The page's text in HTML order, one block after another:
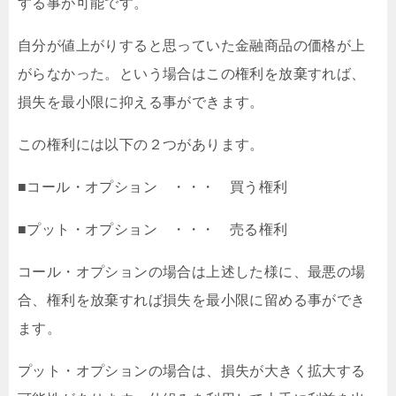
する事が可能です。
自分が値上がりすると思っていた金融商品の価格が上
がらなかった。という場合はこの権利を放棄すれば、
損失を最小限に抑える事ができます。
この権利には以下の２つがあります。
■コール・オプション ・・・ 買う権利
■プット・オプション ・・・ 売る権利
コール・オプションの場合は上述した様に、最悪の場
合、権利を放棄すれば損失を最小限に留める事ができ
ます。
プット・オプションの場合は、損失が大きく拡大する